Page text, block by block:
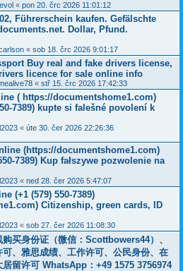
« pon 20. črc 2026 11:01:12
Führerschein kaufen. Gefälschte
Dollar, Pfund.
« sob 18. črc 2026 9:01:17
Buy real and fake drivers license,
licence for sale online info
« stř 15. črc 2026 17:42:33
( https://documentshome1.com)
7389) kupte si falešné povolení k
« úte 30. čer 2026 22:26:36
(https://documentshome1.com)
7389) Kup fałszywe pozwolenie na
« ned 28. čer 2026 5:47:07
(+1 (579) 550-7389)
Citizenship, green cards, ID
« sob 27. čer 2026 11:08:30
买身份证（微信：Scottbowers44）、
、雅思成绩、工作许可、公民身份、在
留许可 WhatsApp：+49 1575 3756974